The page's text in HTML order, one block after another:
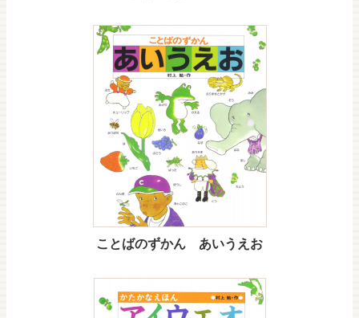
ことばのずかん あいうえお